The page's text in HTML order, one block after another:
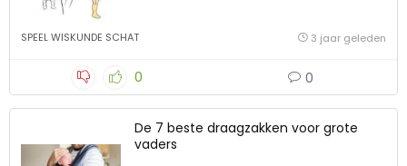
SPEEL WISKUNDE SCHAT 3 jaar geleden
0 0
De 7 beste draagzakken voor grote
vaders